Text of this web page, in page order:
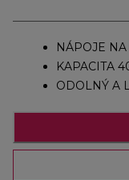
NÁPOJE NA
KAPACITA
ODOLNÝ A